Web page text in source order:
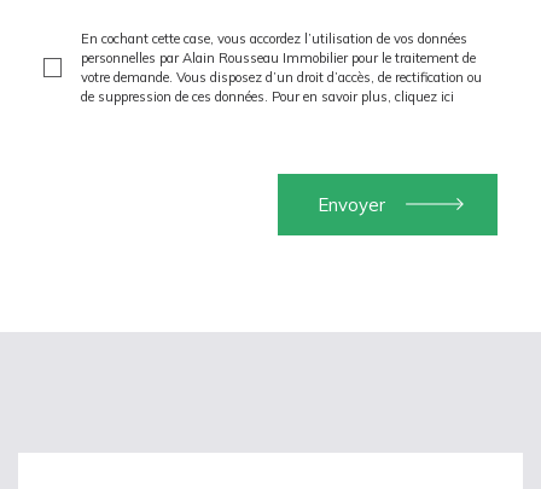
En cochant cette case, vous accordez l’utilisation de vos données
personnelles par Alain Rousseau Immobilier pour le traitement de
votre demande. Vous disposez d’un droit d’accès, de rectification ou
de suppression de ces données. Pour en savoir plus, cliquez ici